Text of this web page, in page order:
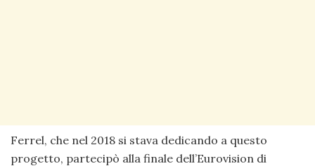
Ferrel, che nel 2018 si stava dedicando a questo
progetto, partecipò alla finale dell’Eurovision di